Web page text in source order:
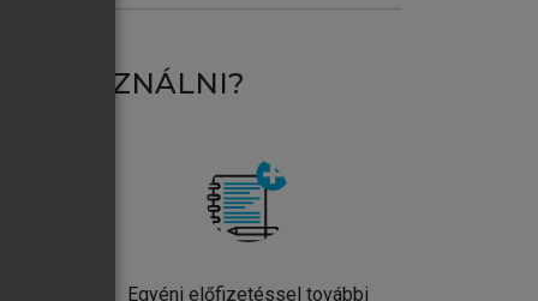
HASZNÁLNI?
Egyéni előfizetéssel további